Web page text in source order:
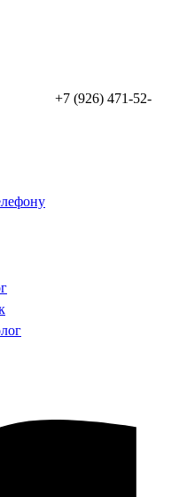
+7 (926) 471-52-